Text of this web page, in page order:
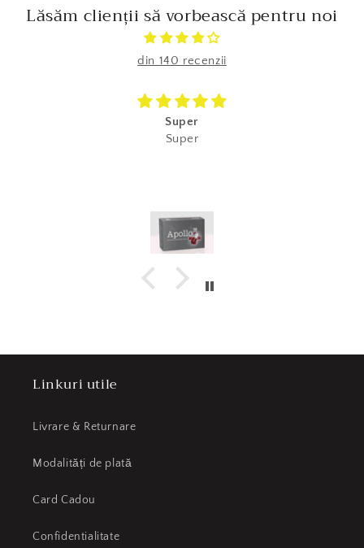
Lăsăm clienții să vorbească pentru noi
din 140 recenzii
Super
Super
Linkuri utile
Livrare & Returnare
Modalități de plată
Card Cadou
Confidentialitate